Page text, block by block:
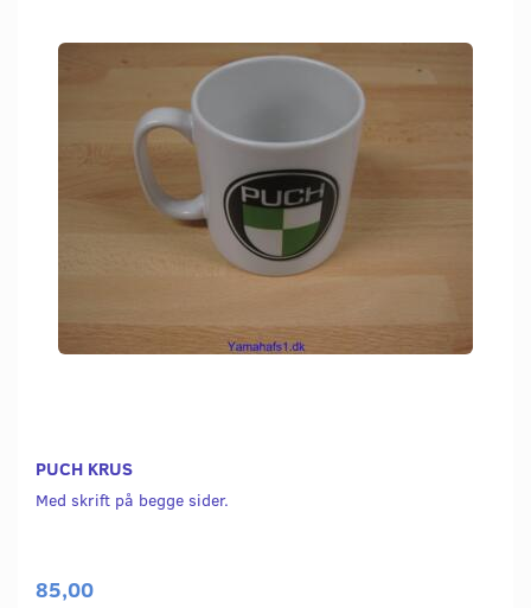
PUCH KRUS
Med skrift på begge sider.
85,00